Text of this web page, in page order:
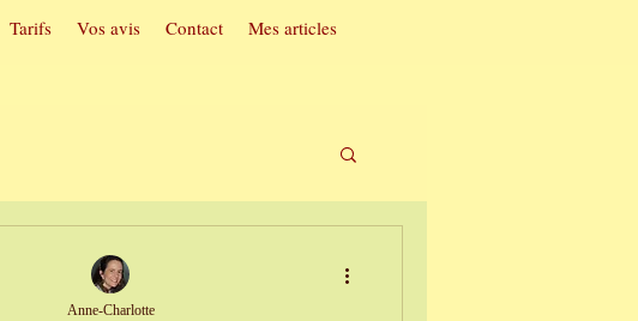
Tarifs Vos avis Contact Mes articles
et acouphènes
Anne-Charlotte